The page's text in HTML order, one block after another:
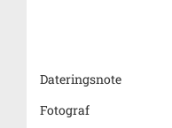
Dateringsnote
Fotograf